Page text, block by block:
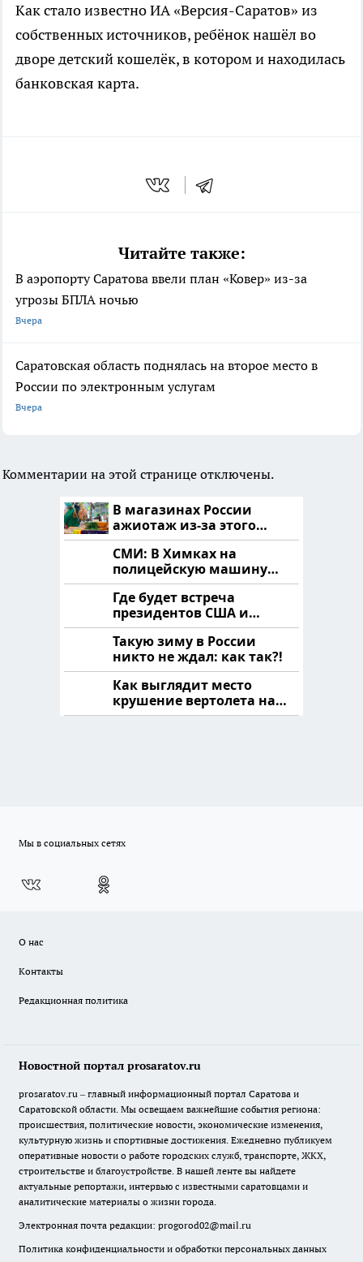
Как стало известно ИА «Версия-Саратов» из
собственных источников, ребёнок нашёл во
дворе детский кошелёк, в котором и находилась
банковская карта.
Читайте также:
В аэропорту Саратова ввели план «Ковер» из-за
угрозы БПЛА ночью
Вчера
Саратовская область поднялась на второе место в
России по электронным услугам
Вчера
Комментарии на этой странице отключены.
В магазинах России
ажиотаж из-за этого
продукта: что купить?
СМИ: В Химках на
полицейскую машину
напали и подожгли.
Где будет встреча
президентов США и
России: Европа?
Такую зиму в России
никто не ждал: как так?!
Как выглядит место
крушение вертолета на
Кавказе: смотреть
Мы в социальных сетях
О нас
Контакты
Редакционная политика
Новостной портал prosaratov.ru
prosaratov.ru – главный информационный портал Саратова и
Саратовской области. Мы освещаем важнейшие события региона:
происшествия, политические новости, экономические изменения,
культурную жизнь и спортивные достижения. Ежедневно публикуем
оперативные новости о работе городских служб, транспорте, ЖКХ,
строительстве и благоустройстве. В нашей ленте вы найдете
актуальные репортажи, интервью с известными саратовцами и
аналитические материалы о жизни города.
Электронная почта редакции: progorod02@mail.ru
Политика конфиденциальности и обработки персональных данных